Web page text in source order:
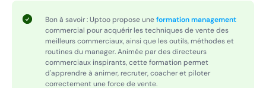
Bon à savoir :Uptoo propose uneformation management
commercial pour acquérir les techniques de vente des
meilleurs commerciaux, ainsi que les outils, méthodes et
routines du manager. Animée par des directeurs
commerciaux inspirants, cette formation permet
d'apprendre à animer, recruter, coacher et piloter
correctement une force de vente.